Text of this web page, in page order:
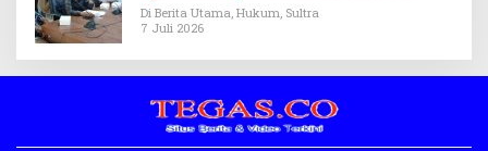
Di Berita Utama, Hukum, Sultra
7 Juli 2026